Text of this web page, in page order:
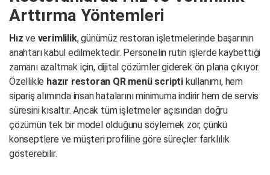
Arttırma Yöntemleri
Hız ve verimlilik, günümüz restoran işletmelerinde başarının
anahtarı kabul edilmektedir. Personelin rutin işlerde kaybettiği
zamanı azaltmak için, dijital çözümler giderek ön plana çıkıyor.
Özellikle hazır restoran QR menü scripti kullanımı, hem
sipariş alımında insan hatalarını minimuma indirir hem de servis
süresini kısaltır. Ancak tüm işletmeler açısından doğru
çözümün tek bir model olduğunu söylemek zor, çünkü
konseptlere ve müşteri profiline göre süreçler farklılık
gösterebilir.